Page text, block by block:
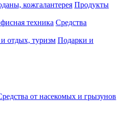
кожгалантерея Продукты
техника Средства
отдых, туризм Подарки и
от насекомых и грызунов